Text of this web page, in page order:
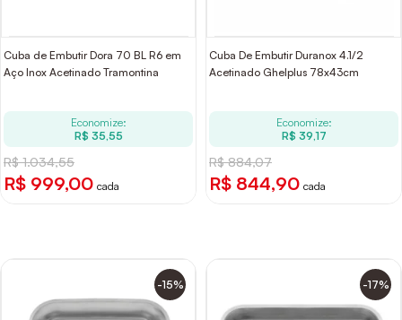
Cuba de Embutir Dora 70 BL R6 em
Aço Inox Acetinado Tramontina
Economize:
R$ 35,55
R$ 1.034,55
R$ 999,00 cada
Cuba De Embutir Duranox 4.1/2
Acetinado Ghelplus 78x43cm
Economize:
R$ 39,17
R$ 884,07
R$ 844,90 cada
-15% -17%